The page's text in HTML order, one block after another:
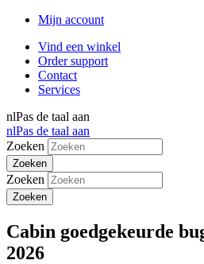
Mijn account
Vind een winkel
Order support
Contact
Services
nlPas de taal aan
nlPas de taal aan
Zoeken
Zoeken
Cabin goedgekeurde
2026